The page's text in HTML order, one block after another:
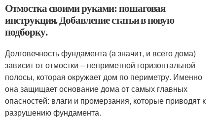
Отмостка своими руками: пошаговая
инструкция. Добавление статьи в новую
подборку.
Долговечность фундамента (а значит, и всего дома)
зависит от отмостки – неприметной горизонтальной
полосы, которая окружает дом по периметру. Именно
она защищает основание дома от самых главных
опасностей: влаги и промерзания, которые приводят к
разрушению фундамента.